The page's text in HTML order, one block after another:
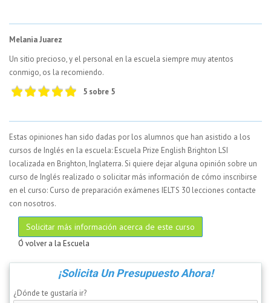
Melania Juarez
Un sitio precioso, y el personal en la escuela siempre muy atentos
conmigo, os la recomiendo.
5 sobre 5
Estas opiniones han sido dadas por los alumnos que han asistido a los
cursos de Inglés en la escuela: Escuela Prize English Brighton LSI
localizada en Brighton, Inglaterra. Si quiere dejar alguna opinión sobre un
curso de Inglés realizado o solicitar más información de cómo inscribirse
en el curso: Curso de preparación exámenes IELTS 30 lecciones contacte
con nosotros.
Solicitar más información acerca de este curso
Ó volver a la Escuela
¡Solicita Un Presupuesto Ahora!
¿Dónde te gustaría ir?